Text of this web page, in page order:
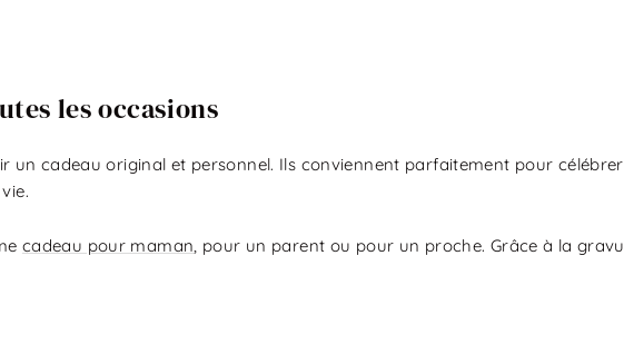
les occasions
un cadeau original et personnel. Ils conviennent parfaitement pour
cadeau pour maman, pour un parent ou pour un proche. Grâce à la